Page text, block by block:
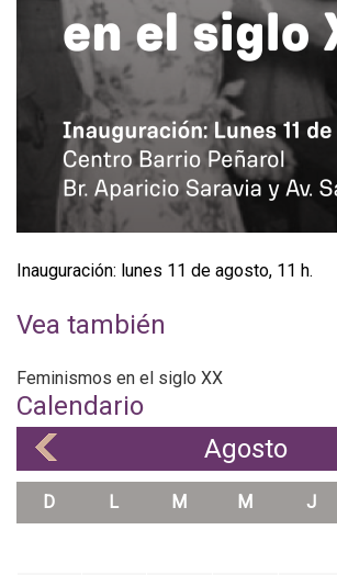
Inauguración: lunes 11 de agosto, 11 h.
Vea también
Feminismos en el siglo XX
Calendario
Agosto
D L M M J